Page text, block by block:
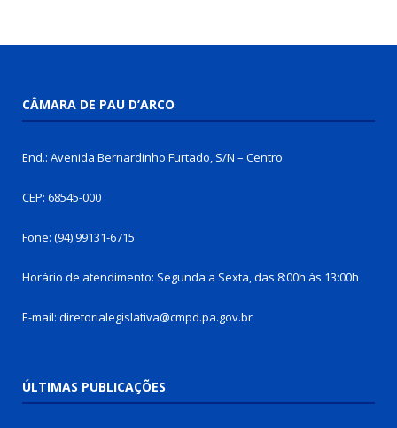
CÂMARA DE PAU D’ARCO
End.: Avenida Bernardinho Furtado, S/N – Centro
CEP: 68545-000
Fone: (94) 99131-6715
Horário de atendimento: Segunda a Sexta, das 8:00h às 13:00h
E-mail: diretorialegislativa@cmpd.pa.gov.br
ÚLTIMAS PUBLICAÇÕES